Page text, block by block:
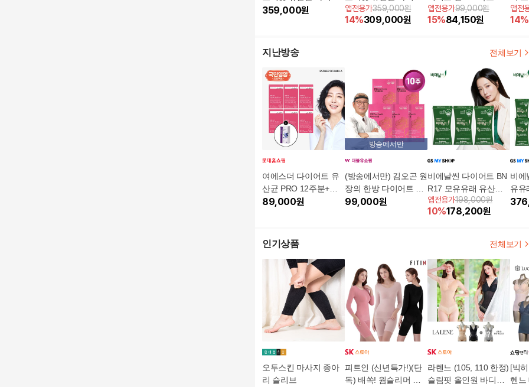
트 6박스(400mg*30캡
359,000원
트 6박스(400mg*30캡
슐*6박스)
앱전용가359,000원
14%309,000원
앱전용가99,000원
15%84,150원
어트
캡슐
앱전
14%
지난방송 전체보기
여에스더 다이어트 유
산균 PRO 12주분+블
루베리 퓨레 100 1박스
89,000원
방송에서만
(방송에서만) 김오곤 원
장의 한방 다이어트 환
5박스(10주분)
99,000원
비에날씬 다이어트 BN
R17 모유유래 유산균 1
2주(3박스)
앱전용가198,000원
10%178,200원
비에
유유
박스)
인기상품 전체보기
오투스킨 마사지 종아
리 슬리브
피트인 (신년특가!)(단
독) 배쏙! 웜슬리머 상
라렌느 (105, 110 한정)
슬림핏 올인원 바디수
[빅
헨느